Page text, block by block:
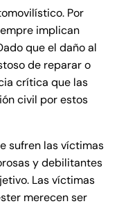
Por
implican
que el daño al
de reparar o
crítica que las
civil por estos
sufren las víctimas
y debilitantes
Las víctimas
merecen ser
AM – 5:00
PM
AM – 5:00
PM
Closed
AM – 5:00
PM
AM – 5:00
PM
Closed